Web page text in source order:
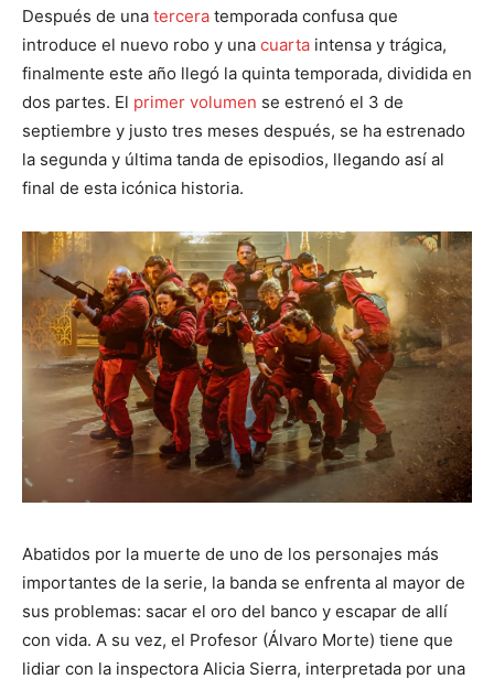
Después de una tercera temporada confusa que
introduce el nuevo robo y una cuarta intensa y trágica,
finalmente este año llegó la quinta temporada, dividida en
dos partes. El primer volumen se estrenó el 3 de
septiembre y justo tres meses después, se ha estrenado
la segunda y última tanda de episodios, llegando así al
final de esta icónica historia.
Abatidos por la muerte de uno de los personajes más
importantes de la serie, la banda se enfrenta al mayor de
sus problemas: sacar el oro del banco y escapar de allí
con vida. A su vez, el Profesor (Álvaro Morte) tiene que
lidiar con la inspectora Alicia Sierra, interpretada por una